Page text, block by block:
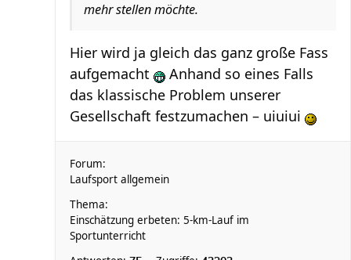
mehr stellen möchte.
Hier wird ja gleich das ganz große Fass
aufgemacht
Anhand so eines Falls
das klassische Problem unserer
Gesellschaft festzumachen – uiuiui
Forum:
Laufsport allgemein
Thema:
Einschätzung erbeten: 5-km-Lauf im
Sportunterricht